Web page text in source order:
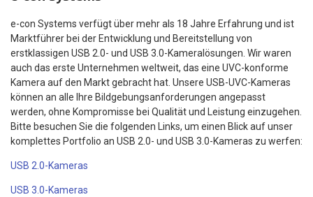
e-con Systems verfügt über mehr als 18 Jahre Erfahrung und ist
Marktführer bei der Entwicklung und Bereitstellung von
erstklassigen USB 2.0- und USB 3.0-Kameralösungen. Wir waren
auch das erste Unternehmen weltweit, das eine UVC-konforme
Kamera auf den Markt gebracht hat. Unsere USB-UVC-Kameras
können an alle Ihre Bildgebungsanforderungen angepasst
werden, ohne Kompromisse bei Qualität und Leistung einzugehen.
Bitte besuchen Sie die folgenden Links, um einen Blick auf unser
komplettes Portfolio an USB 2.0- und USB 3.0-Kameras zu werfen:
USB 2.0-Kameras
USB 3.0-Kameras